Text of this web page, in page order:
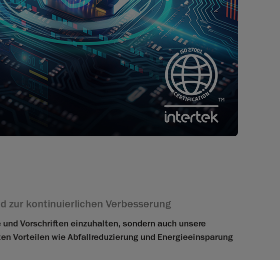
zur kontinuierlichen Verbesserung
Vorschriften einzuhalten, sondern auch unsere
Vorteilen wie Abfallreduzierung und Energieeinsparung